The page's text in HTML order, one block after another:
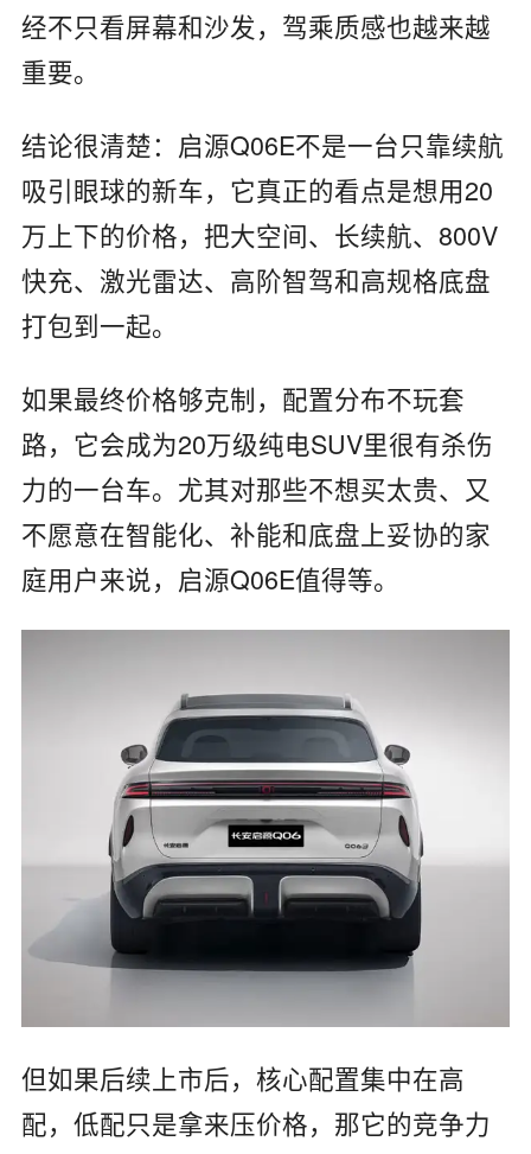
经不只看屏幕和沙发，驾乘质感也越来越
重要。
结论很清楚：启源Q06E不是一台只靠续航
吸引眼球的新车，它真正的看点是想用20
万上下的价格，把大空间、长续航、800V
快充、激光雷达、高阶智驾和高规格底盘
打包到一起。
如果最终价格够克制，配置分布不玩套
路，它会成为20万级纯电SUV里很有杀伤
力的一台车。尤其对那些不想买太贵、又
不愿意在智能化、补能和底盘上妥协的家
庭用户来说，启源Q06E值得等。
但如果后续上市后，核心配置集中在高
配，低配只是拿来压价格，那它的竞争力